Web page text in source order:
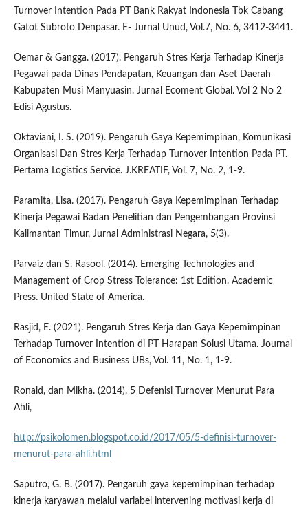
Turnover Intention Pada PT Bank Rakyat Indonesia Tbk Cabang
Gatot Subroto Denpasar. E- Jurnal Unud, Vol.7, No. 6, 3412-3441.
Oemar & Gangga. (2017). Pengaruh Stres Kerja Terhadap Kinerja
Pegawai pada Dinas Pendapatan, Keuangan dan Aset Daerah
Kabupaten Musi Manyuasin. Jurnal Ecoment Global. Vol 2 No 2
Edisi Agustus.
Oktaviani, I. S. (2019). Pengaruh Gaya Kepemimpinan, Komunikasi
Organisasi Dan Stres Kerja Terhadap Turnover Intention Pada PT.
Pertama Logistics Service. J.KREATIF, Vol. 7, No. 2, 1-9.
Paramita, Lisa. (2017). Pengaruh Gaya Kepemimpinan Terhadap
Kinerja Pegawai Badan Penelitian dan Pengembangan Provinsi
Kalimantan Timur, Jurnal Administrasi Negara, 5(3).
Parvaiz dan S. Rasool. (2014). Emerging Technologies and
Management of Crop Stress Tolerance: 1st Edition. Academic
Press. United State of America.
Rasjid, E. (2021). Pengaruh Stres Kerja dan Gaya Kepemimpinan
Terhadap Turnover Intention di PT Harapan Solusi Utama. Journal
of Economics and Business UBs, Vol. 11, No. 1, 1-9.
Ronald, dan Mikha. (2014). 5 Defenisi Turnover Menurut Para
Ahli,
http://psikolomen.blogspot.co.id/2017/05/5-definisi-turnover-
menurut-para-ahli.html
Saputro, G. B. (2017). Pengaruh gaya kepemimpinan terhadap
kinerja karyawan melalui variabel intervening motivasi kerja di